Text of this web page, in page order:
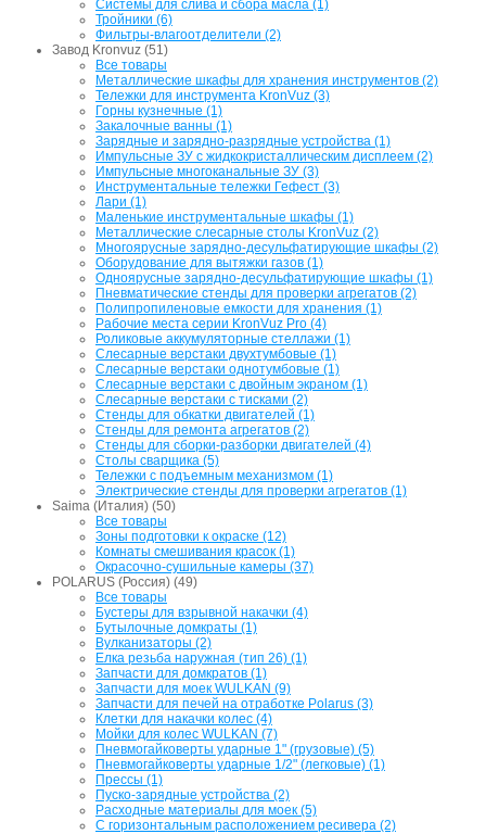
Системы для слива и сбора масла (1)
Тройники (6)
Фильтры-влагоотделители (2)
Завод Kronvuz (51)
Все товары
Металлические шкафы для хранения инструментов (2)
Тележки для инструмента KronVuz (3)
Горны кузнечные (1)
Закалочные ванны (1)
Зарядные и зарядно-разрядные устройства (1)
Импульсные ЗУ с жидкокристаллическим дисплеем (2)
Импульсные многоканальные ЗУ (3)
Инструментальные тележки Гефест (3)
Лари (1)
Маленькие инструментальные шкафы (1)
Металлические слесарные столы KronVuz (2)
Многоярусные зарядно-десульфатирующие шкафы (2)
Оборудование для вытяжки газов (1)
Одноярусные зарядно-десульфатирующие шкафы (1)
Пневматические стенды для проверки агрегатов (2)
Полипропиленовые емкости для хранения (1)
Рабочие места серии KronVuz Pro (4)
Роликовые аккумуляторные стеллажи (1)
Слесарные верстаки двухтумбовые (1)
Слесарные верстаки однотумбовые (1)
Слесарные верстаки с двойным экраном (1)
Слесарные верстаки с тисками (2)
Стенды для обкатки двигателей (1)
Стенды для ремонта агрегатов (2)
Стенды для сборки-разборки двигателей (4)
Столы сварщика (5)
Тележки с подъемным механизмом (1)
Электрические стенды для проверки агрегатов (1)
Saima (Италия) (50)
Все товары
Зоны подготовки к окраске (12)
Комнаты смешивания красок (1)
Окрасочно-сушильные камеры (37)
POLARUS (Россия) (49)
Все товары
Бустеры для взрывной накачки (4)
Бутылочные домкраты (1)
Вулканизаторы (2)
Елка резьба наружная (тип 26) (1)
Запчасти для домкратов (1)
Запчасти для моек WULKAN (9)
Запчасти для печей на отработке Polarus (3)
Клетки для накачки колес (4)
Мойки для колес WULKAN (7)
Пневмогайковерты ударные 1" (грузовые) (5)
Пневмогайковерты ударные 1/2" (легковые) (1)
Прессы (1)
Пуско-зарядные устройства (2)
Расходные материалы для моек (5)
С горизонтальным расположением ресивера (2)